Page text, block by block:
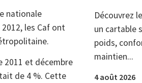
nationale
les Caf ont
2011 et décembre
de 4 %. Cette
Découvrez
un cartable
poids,
maintien...
4 août 2026